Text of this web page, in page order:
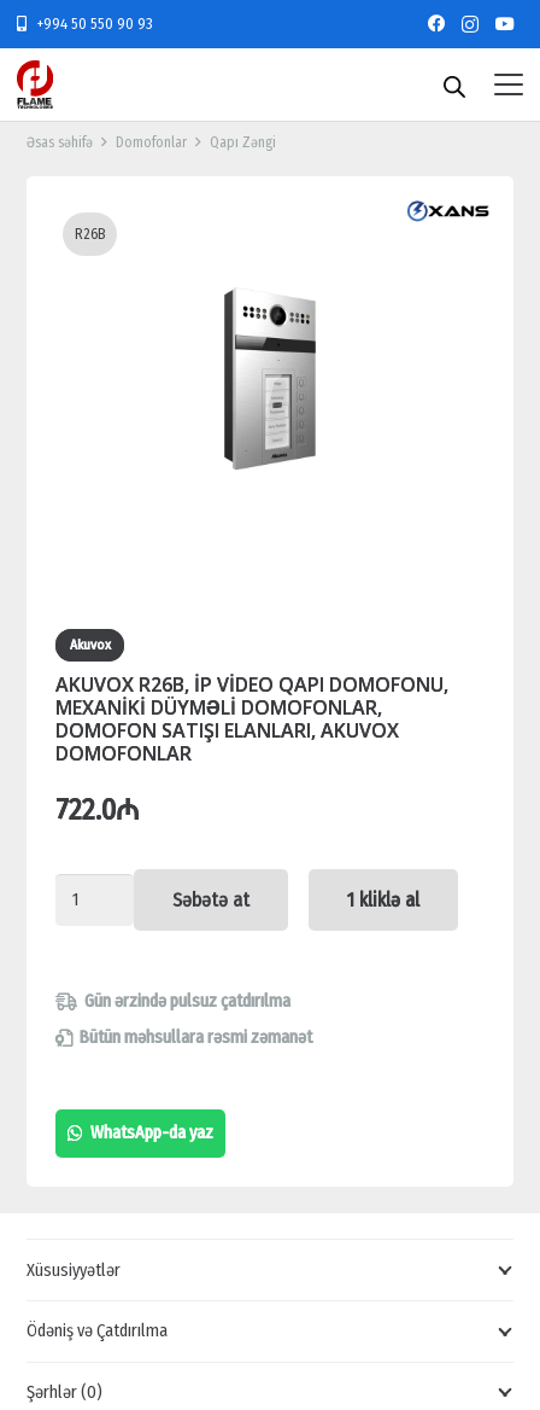
+994 50 550 90 93
Əsas səhifə Domofonlar Qapı Zəngi
R26B
Akuvox
AKUVOX R26B, İP VİDEO QAPI DOMOFONU,
MEXANİKİ DÜYMƏLİ DOMOFONLAR,
DOMOFON SATIŞI ELANLARI, AKUVOX
DOMOFONLAR
722.0₼
AKUVOX
VİDEO
QAPI
MEXANİKİ
DÜYMƏLİ
AKUVOX
quantity
Səbətə at 1 kliklə al
Gün ərzində pulsuz çatdırılma
Bütün məhsullara rəsmi zəmanət
WhatsApp-da yaz
Xüsusiyyətlər
Ödəniş və Çatdırılma
Şərhlər (0)